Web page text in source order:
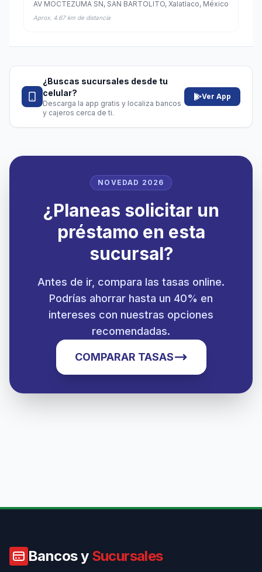
AV MOCTEZUMA SN, SAN BARTOLITO, Xalatlaco, México
Aprox. 4.67 km de distancia
¿Buscas sucursales desde tu
celular?
Descarga la app gratis y localiza bancos
y cajeros cerca de ti.
Ver App
NOVEDAD 2026
¿Planeas solicitar un
préstamo en esta
sucursal?
Antes de ir, compara las tasas online.
Podrías ahorrar hasta un 40% en
intereses con nuestras opciones
recomendadas.
COMPARAR TASAS
Bancos y Sucursales